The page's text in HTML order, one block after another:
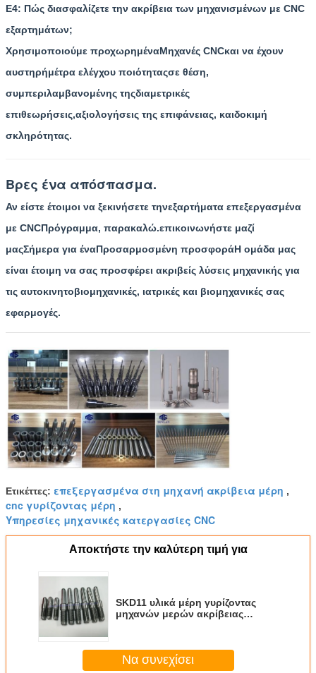
Ε4: Πώς διασφαλίζετε την ακρίβεια των μηχανισμένων με CNC
εξαρτημάτων;
Χρησιμοποιούμε προχωρημέναΜηχανές CNCκαι να έχουν
αυστηρήμέτρα ελέγχου ποιότηταςσε θέση,
συμπεριλαμβανομένης τηςδιαμετρικές
επιθεωρήσεις,αξιολογήσεις της επιφάνειας, καιδοκιμή
σκληρότητας.
Βρες ένα απόσπασμα.
Αν είστε έτοιμοι να ξεκινήσετε τηνεξαρτήματα επεξεργασμένα
με CNCΠρόγραμμα, παρακαλώ.επικοινωνήστε μαζί
μαςΣήμερα για έναΠροσαρμοσμένη προσφοράΗ ομάδα μας
είναι έτοιμη να σας προσφέρει ακριβείς λύσεις μηχανικής για
τις αυτοκινητοβιομηχανικές, ιατρικές και βιομηχανικές σας
εφαρμογές.
Ετικέττες: επεξεργασμένα στη μηχανή ακρίβεια μέρη ,
cnc γυρίζοντας μέρη ,
Υπηρεσίες μηχανικές κατεργασίες CNC
Αποκτήστε την καλύτερη τιμή για
SKD11 υλικά μέρη γυρίζοντας
μηχανών μερών ακρίβειας
Να συνεχίσει